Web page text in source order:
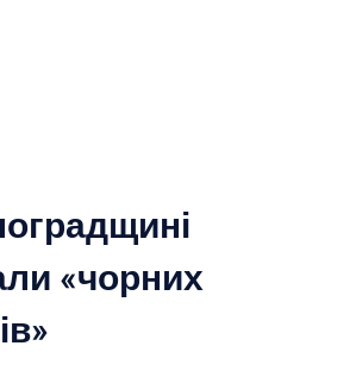
«чорних